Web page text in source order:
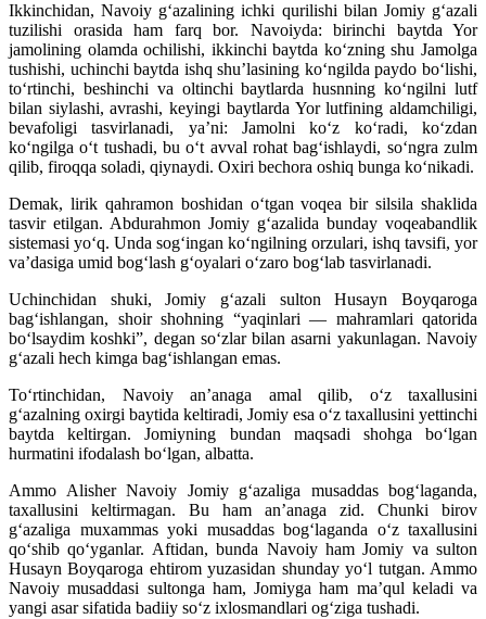
Ikkinchidan, Navoiy g‘azalining ichki qurilishi bilan Jomiy g‘azali
tuzilishi orasida ham farq bor. Navoiyda: birinchi baytda Yor
jamolining olamda ochilishi, ikkinchi baytda ko‘zning shu Jamolga
tushishi, uchinchi baytda ishq shu’lasining ko‘ngilda paydo bo‘lishi,
to‘rtinchi, beshinchi va oltinchi baytlarda husnning ko‘ngilni lutf
bilan siylashi, avrashi, keyingi baytlarda Yor lutfining aldamchiligi,
bevafoligi tasvirlanadi, ya’ni: Jamolni ko‘z ko‘radi, ko‘zdan
ko‘ngilga o‘t tushadi, bu o‘t avval rohat bag‘ishlaydi, so‘ngra zulm
qilib, firoqqa soladi, qiynaydi. Oxiri bechora oshiq bunga ko‘nikadi.
Demak, lirik qahramon boshidan o‘tgan voqea bir silsila shaklida
tasvir etilgan. Abdurahmon Jomiy g‘azalida bunday voqeabandlik
sistemasi yo‘q. Unda sog‘ingan ko‘ngilning orzulari, ishq tavsifi, yor
va’dasiga umid bog‘lash g‘oyalari o‘zaro bog‘lab tasvirlanadi.
Uchinchidan shuki, Jomiy g‘azali sulton Husayn Boyqaroga
bag‘ishlangan, shoir shohning “yaqinlari — mahramlari qatorida
bo‘lsaydim koshki”, degan so‘zlar bilan asarni yakunlagan. Navoiy
g‘azali hech kimga bag‘ishlangan emas.
To‘rtinchidan, Navoiy an’anaga amal qilib, o‘z taxallusini
g‘azalning oxirgi baytida keltiradi, Jomiy esa o‘z taxallusini yettinchi
baytda keltirgan. Jomiyning bundan maqsadi shohga bo‘lgan
hurmatini ifodalash bo‘lgan, albatta.
Ammo Alisher Navoiy Jomiy g‘azaliga musaddas bog‘laganda,
taxallusini keltirmagan. Bu ham an’anaga zid. Chunki birov
g‘azaliga muxammas yoki musaddas bog‘laganda o‘z taxallusini
qo‘shib qo‘yganlar. Aftidan, bunda Navoiy ham Jomiy va sulton
Husayn Boyqaroga ehtirom yuzasidan shunday yo‘l tutgan. Ammo
Navoiy musaddasi sultonga ham, Jomiyga ham ma’qul keladi va
yangi asar sifatida badiiy so‘z ixlosmandlari og‘ziga tushadi.